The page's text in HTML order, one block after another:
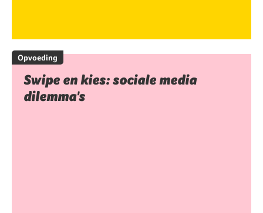
Opvoeding
Swipe en kies: sociale media
dilemma's